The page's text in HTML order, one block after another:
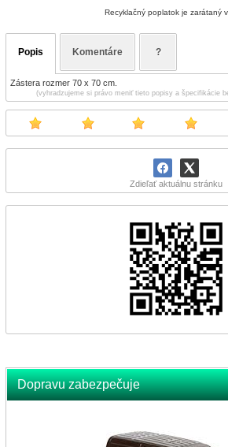
Zdieľať aktuálnu stránku
Dopravu zabezpečuje
Recyklačný poplatok je zarátaný
Popis Komentáre ?
Zástera rozmer 70 x 70 cm.
(vyhradzujeme si právo meniť tieto popisy a špecifikácie